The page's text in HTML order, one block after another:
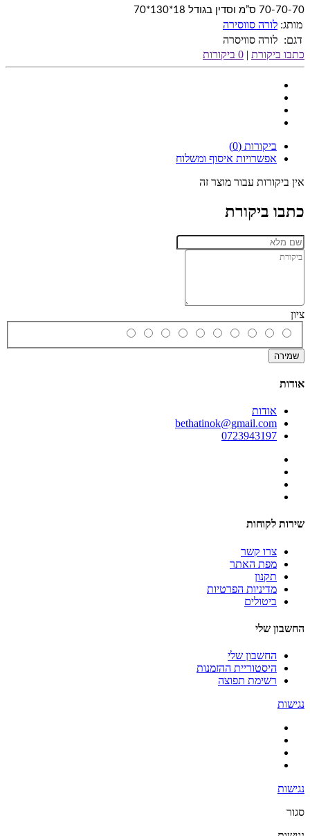
70-70-70 ס”מ וסדין בגודל 18*130*70
מותג: לורה סווסירה
דגם: לורה סוויסרה
כתבו ביקורת | 0 ביקורות
ביקורות (0)
אפשרויות איסוף ומשלוח
אין ביקורות עבור מוצר זה
כתבו ביקורת
ציון
שמירה
אודות
אודות
bethatinok@gmail.com
0723943197
שירות לקוחות
צרו קשר
מפת האתר
תקנון
מדיניות הפרטיות
ביטולים
החשבון שלי
החשבון שלי
היסטוריית ההזמנות
רשימת תפוצה
נגישות
נגישות
סגור